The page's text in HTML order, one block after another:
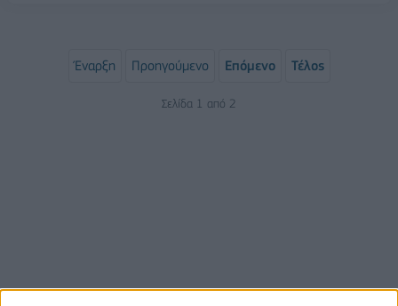
Έναρξη Προηγούμενο Επόμενο Τέλος
Σελίδα 1 από 2